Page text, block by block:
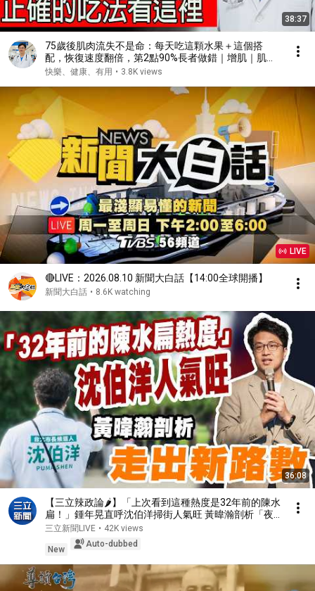
38:37
75歲後肌肉流失不是命：每天吃這顆水果＋這個搭
配，恢復速度翻倍，第2點90%長者做錯｜增肌｜肌少
症｜長者健康 !
快樂、健康、有用 • 3.8K views
LIVE
🔴LIVE：2026.08.10 新聞大白話【14:00全球開播】
新聞大白話 • 8.6K watching
36:08
【三立辣政論🌶️】「上次看到這種熱度是32年前的陳水
扁！」鍾年晃直呼沈伯洋掃街人氣旺 黃暐瀚剖析「夜
市政治學」 直言他走出新路數！民進黨拚陸戰 許淑華
還原4小時掃街盛況！｜三立新聞LIVE
三立新聞LIVE • 42K views
New
Auto-dubbed